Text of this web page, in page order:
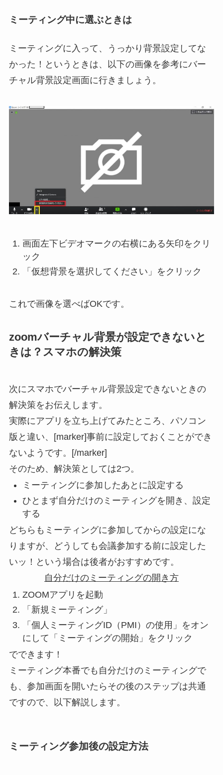
ミーティング中に選ぶときは
ミーティングに入って、うっかり背景設定してな
かった！というときは、以下の画像を参考にバー
チャル背景設定画面に行きましょう。
画面左下ビデオマークの右横にある矢印をクリ
ック
「仮想背景を選択してください」をクリック
これで画像を選べばOKです。
zoomバーチャル背景が設定できないと
きは？スマホの解決策
次にスマホでバーチャル背景設定できないときの
解決策をお伝えします。
実際にアプリを立ち上げてみたところ、パソコン
版と違い、[marker]事前に設定しておくことができ
ないようです。[/marker]
そのため、解決策としては2つ。
ミーティングに参加したあとに設定する
ひとまず自分だけのミーティングを開き、設定
する
どちらもミーティングに参加してからの設定にな
りますが、どうしても会議参加する前に設定した
いッ！という場合は後者がおすすめです。
自分だけのミーティングの開き方
ZOOMアプリを起動
「新規ミーティング」
「個人ミーティングID（PMI）の使用」をオン
にして「ミーティングの開始」をクリック
でできます！
ミーティング本番でも自分だけのミーティングで
も、参加画面を開いたらその後のステップは共通
ですので、以下解説します。
ミーティング参加後の設定方法